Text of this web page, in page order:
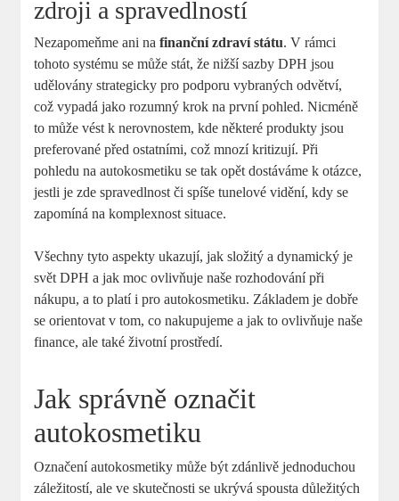
zdroji a spravedlností
Nezapomeňme ani nafinanční zdraví státu. V rámci‍
tohoto systému se může stát, že nižší sazby DPH jsou
‍udělovány strategicky pro podporu⁣ vybraných odvětví,⁢
což vypadá jako‌ rozumný krok na první pohled. Nicméně
to může vést k nerovnostem, kde některé produkty jsou
preferované před ostatními,⁣ což mnozí kritizují. Při
pohledu ‍na autokosmetiku se tak opět dostáváme ⁣k otázce,
jestli⁣ je zde spravedlnost či ⁤spíše tunelové vidění, kdy se
zapomíná na komplexnost⁤ situace.
Všechny‍ tyto‍ aspekty‍ ukazují, jak složitý ⁣a dynamický ​je
svět DPH a jak moc ovlivňuje ‌naše rozhodování při
nákupu, a to platí i pro ⁢autokosmetiku. Základem je dobře
se orientovat ⁢v tom, co nakupujeme a jak ⁤to ovlivňuje naše
finance,‍ ale také životní prostředí.
Jak správně označit
autokosmetiku
Označení⁤ autokosmetiky může být zdánlivě jednoduchou
záležitostí, ‌ale ve skutečnosti se ⁣ukrývá spousta důležitých